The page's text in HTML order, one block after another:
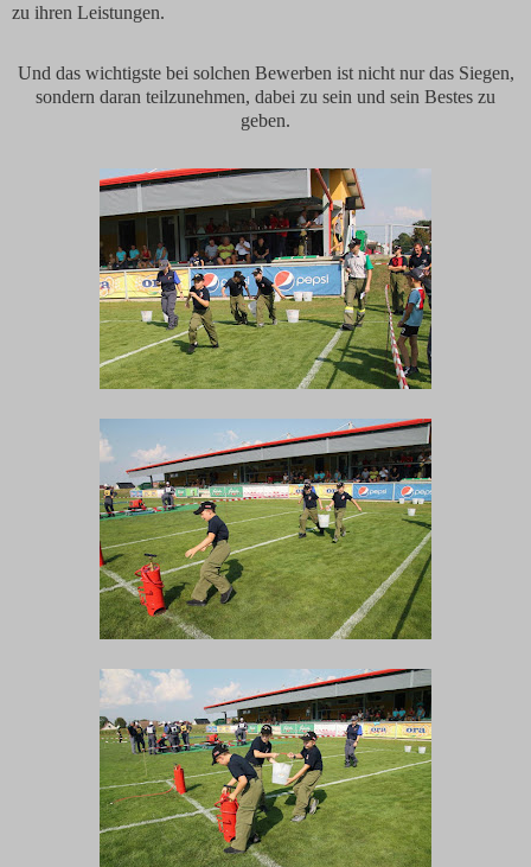
zu ihren Leistungen.
Und das wichtigste bei solchen Bewerben ist nicht nur das Siegen,
sondern daran teilzunehmen, dabei zu sein und sein Bestes zu
geben.